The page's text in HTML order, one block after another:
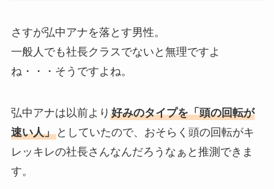
さすが弘中アナを落とす男性。
一般人でも社長クラスでないと無理ですよ
ね・・・そうですよね。
弘中アナは以前より 好みのタイプを「頭の回転が
速い人」としていたので、おそらく頭の回転がキ
レッキレの社長さんなんだろうなぁと推測できま
す。